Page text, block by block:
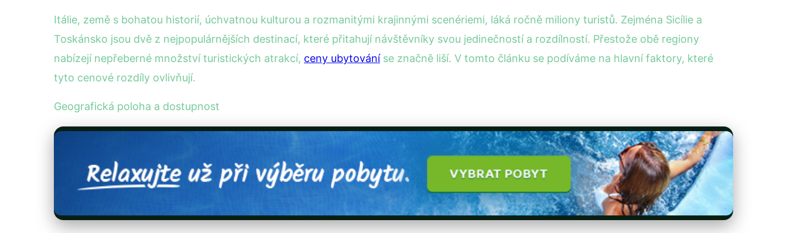
Itálie, země s bohatou historií, úchvatnou kulturou a rozmanitými krajinnými scenériemi, láká ročně miliony turistů. Zejména Sicílie a
Toskánsko jsou dvě z nejpopulárnějších destinací, které přitahují návštěvníky svou jedinečností a rozdílností. Přestože obě regiony
nabízejí nepřeberné množství turistických atrakcí, ceny ubytováníse značně liší. V tomto článku se podíváme na hlavní faktory, které
tyto cenové rozdíly ovlivňují.
Geografická poloha a dostupnost